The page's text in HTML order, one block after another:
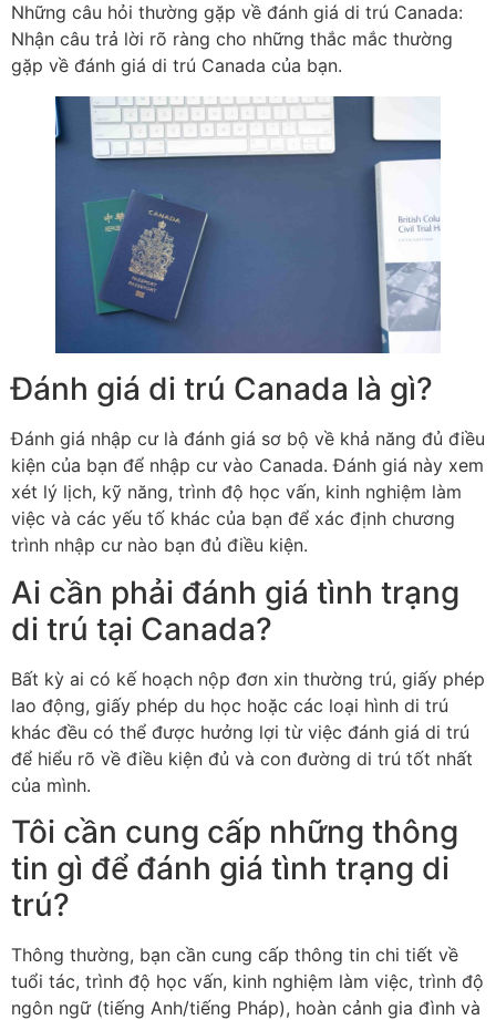
Những câu hỏi thường gặp về đánh giá di trú Canada:
Nhận câu trả lời rõ ràng cho những thắc mắc thường
gặp về đánh giá di trú Canada của bạn.
Đánh giá di trú Canada là gì?
Đánh giá nhập cư là đánh giá sơ bộ về khả năng đủ điều
kiện của bạn để nhập cư vào Canada. Đánh giá này xem
xét lý lịch, kỹ năng, trình độ học vấn, kinh nghiệm làm
việc và các yếu tố khác của bạn để xác định chương
trình nhập cư nào bạn đủ điều kiện.
Ai cần phải đánh giá tình trạng
di trú tại Canada?
Bất kỳ ai có kế hoạch nộp đơn xin thường trú, giấy phép
lao động, giấy phép du học hoặc các loại hình di trú
khác đều có thể được hưởng lợi từ việc đánh giá di trú
để hiểu rõ về điều kiện đủ và con đường di trú tốt nhất
của mình.
Tôi cần cung cấp những thông
tin gì để đánh giá tình trạng di
trú?
Thông thường, bạn cần cung cấp thông tin chi tiết về
tuổi tác, trình độ học vấn, kinh nghiệm làm việc, trình độ
ngôn ngữ (tiếng Anh/tiếng Pháp), hoàn cảnh gia đình và